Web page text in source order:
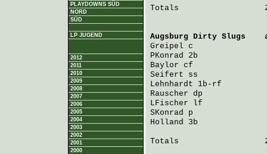
PLAYDOWNS SÜD
NORD
SÜD
LP JUGEND
2012
2011
2010
2009
2008
2007
2006
2005
2004
2003
2002
2001
2000
Totals
Augsburg Dirty Slugs
Greipel c                2
PKonrad 2b
Baylor cf                3
Seifert ss
Lehnhardt 1b-rf
Rauscher dp
LFischer lf              2
SKonrad p                2
Holland 3b
Totals